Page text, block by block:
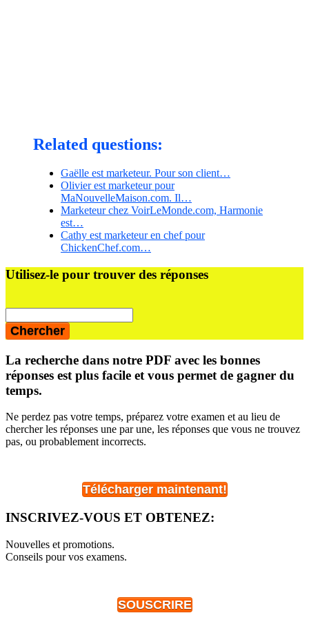
Related questions:
Gaëlle est marketeur. Pour son client…
Olivier est marketeur pour
MaNouvelleMaison.com. Il…
Marketeur chez VoirLeMonde.com, Harmonie
est…
Cathy est marketeur en chef pour
ChickenChef.com…
Barre
principale
Utilisez-le pour trouver des réponses
La recherche dans notre PDF avec les bonnes
réponses est plus facile et vous permet de gagner du
temps.
Ne perdez pas votre temps, préparez votre examen et au lieu de
chercher les réponses une par une, les réponses que vous ne trouvez
pas, ou probablement incorrects.
Télécharger maintenant!
INSCRIVEZ-VOUS ET OBTENEZ:
Nouvelles et promotions.
Conseils pour vos examens.
SOUSCRIRE